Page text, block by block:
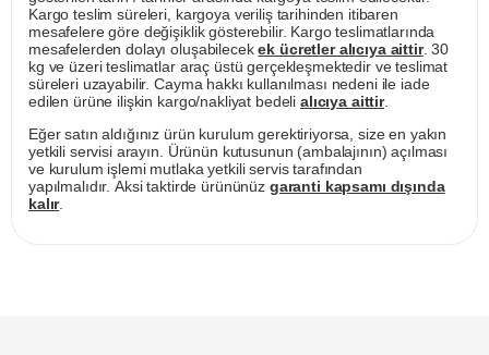
Kargo teslim süreleri, kargoya veriliş tarihinden itibaren
mesafelere göre değişiklik gösterebilir. Kargo teslimatlarında
mesafelerden dolayı oluşabilecekek ücretler alıcıya aittir. 30
kg ve üzeri teslimatlar araç üstü gerçekleşmektedir ve teslimat
süreleri uzayabilir. Cayma hakkı kullanılması nedeni ile iade
edilen ürüne ilişkin kargo/nakliyat bedeli alıcıya aittir.
Eğer satın aldığınız ürün kurulum gerektiriyorsa, size en yakın
yetkili servisi arayın. Ürünün kutusunun (ambalajının) açılması
ve kurulum işlemi mutlaka yetkili servis tarafından
yapılmalıdır. Aksi taktirde ürününüz garanti kapsamı dışında
kalır.